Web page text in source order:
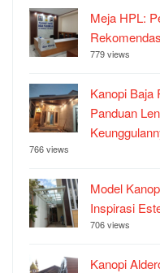
Meja HPL:
779 views
Kanopi Baja
Panduan
766 views
Model
Inspirasi
706 views
Kanopi